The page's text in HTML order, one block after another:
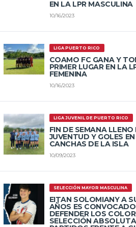
EN LA LPR MASCULINA
10/16/2023
LIGA PUERTO RICO
COAMO FC GANA Y
PRIMER LUGAR EN LA
FEMENINA
10/16/2023
LIGA JUVENIL DE PUERTO RICO
FIN DE SEMANA LLENO
JUVENTUD Y GOLES
CANCHAS DE LA ISLA
10/09/2023
SELECCIÓN MAYOR MASCULINA
EITAN SOLOMIANY A
AÑOS ES
DEFENDER LOS
SELECCIÓN